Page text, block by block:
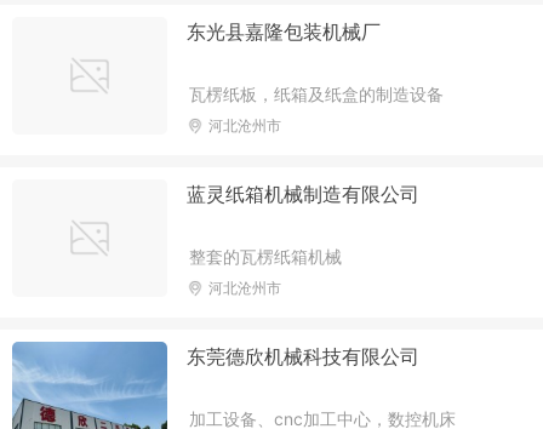
东光县嘉隆包装机械厂
瓦楞纸板，纸箱及纸盒的制造设备
河北沧州市
蓝灵纸箱机械制造有限公司
整套的瓦楞纸箱机械
河北沧州市
东莞德欣机械科技有限公司
加工设备、cnc加工中心，数控机床